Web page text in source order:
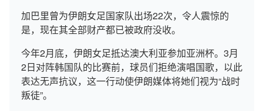
加巴里曾为伊朗女足国家队出场22次，令人震惊的
是，现在其全部财产都已被政府没收。
今年2月底，伊朗女足抵达澳大利亚参加亚洲杯。3月
2日对阵韩国队的比赛前，球员们拒绝演唱国歌，以此
表达无声抗议，这一行动使伊朗媒体将她们视为“战时
叛徒”。